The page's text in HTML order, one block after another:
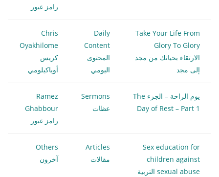
رامز غبور
Take Your Life From
Glory To Glory
الارتقاء بحياتك من مجد
إلى مجد
Daily
Content
المحتوى
اليومي
Chris
Oyakhilome
كريس
أوياكيلومي
يوم الراحة – الجزء The
Day of Rest – Part 1
Sermons
عظات
Ramez
Ghabbour
رامز غبور
Sex education for
children against
sexual abuse التربية
Articles
مقالات
Others
آخرون